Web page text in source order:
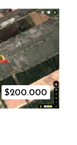
$200.000